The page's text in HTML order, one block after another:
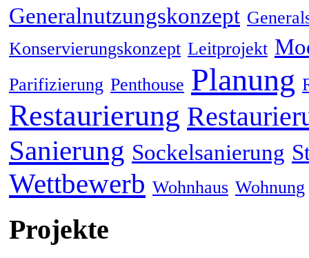
Generalnutzungskonzept
Konservierungskonzept Leitprojekt
Parifizierung Penthouse Planung
Restaurierung
Sanierung Sockelsanierung
Wettbewerb Wohnhaus Wohnung
Projekte